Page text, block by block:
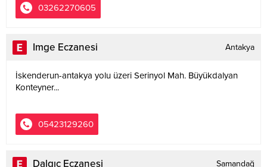
03262270605
Imge Eczanesi Antakya
İskenderun-antakya yolu üzeri Serinyol Mah. Büyükdalyan
Konteyner...
05423129260
Dalgıç Eczanesi Samandağ